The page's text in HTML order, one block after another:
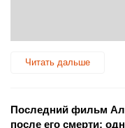
Читать дальше
Последний фильм
после его смерти: